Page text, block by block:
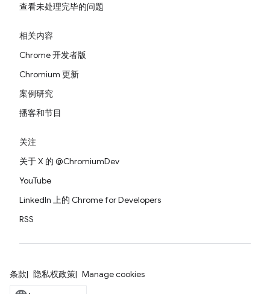
查看未处理完毕的问题
相关内容
Chrome 开发者版
Chromium 更新
案例研究
播客和节目
关注
关于 X 的 @ChromiumDev
YouTube
LinkedIn 上的 Chrome for Developers
RSS
条款 隐私权政策 Manage cookies